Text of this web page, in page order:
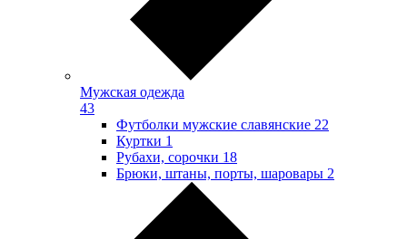
Мужская одежда
43
Футболки мужские славянские 22
Куртки 1
Рубахи, сорочки 18
Брюки, штаны, порты, шаровары 2